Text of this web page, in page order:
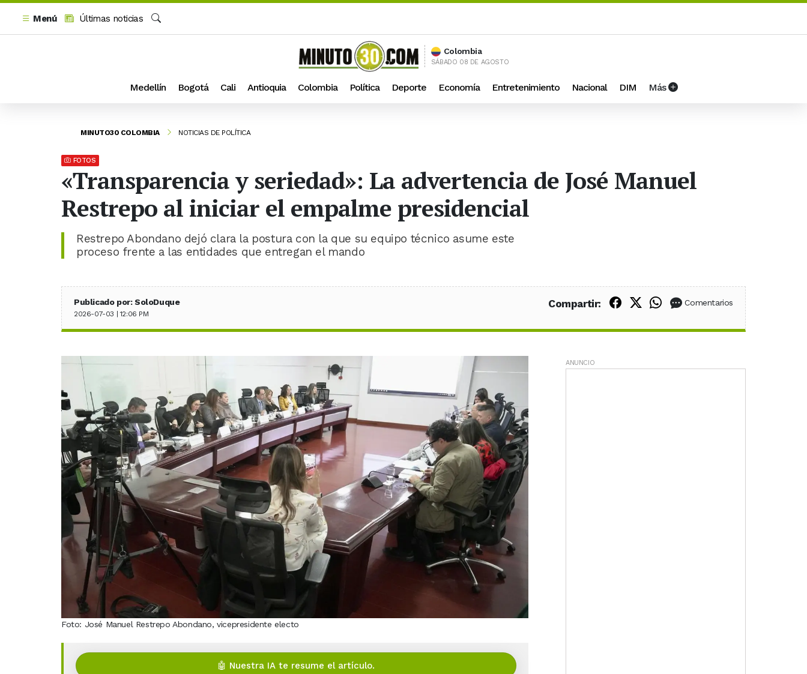
Menú
Últimas noticias
Buscar
Colombia
SÁBADO 08 DE AGOSTO
Medellín Bogotá Cali Antioquia Colombia Política Deporte Economía Entretenimiento Nacional DIM Más
MINUTO30 COLOMBIA NOTICIAS DE POLÍTICA
FOTOS
«Transparencia y seriedad»: La advertencia de José Manuel
Restrepo al iniciar el empalme presidencial
Restrepo Abondano dejó clara la postura con la que su equipo técnico asume este
proceso frente a las entidades que entregan el mando
Publicado por: SoloDuque
2026-07-03 | 12:06 PM
Compartir: Compartir en Facebook
Compartir en X (Twitter)
Compartir en WhatsApp
Comentarios
Foto: José Manuel Restrepo Abondano, vicepresidente electo
🤖 Nuestra IA te resume el artículo.
ANUNCIO